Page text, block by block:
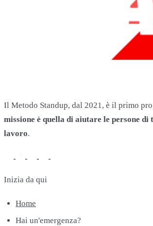
Il Metodo Standup, dal 2021, è il primo
missione è quella di aiutare le persone
lavoro.
Inizia da qui
Home
Hai un'emergenza?